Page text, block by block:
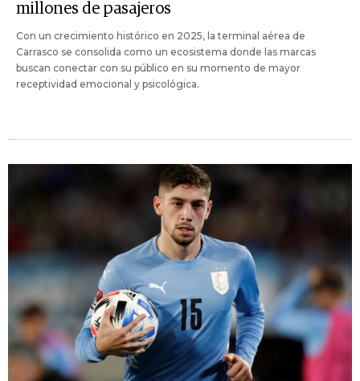
millones de pasajeros
Con un crecimiento histórico en 2025, la terminal aérea de
Carrasco se consolida como un ecosistema donde las marcas
buscan conectar con su público en su momento de mayor
receptividad emocional y psicológica.